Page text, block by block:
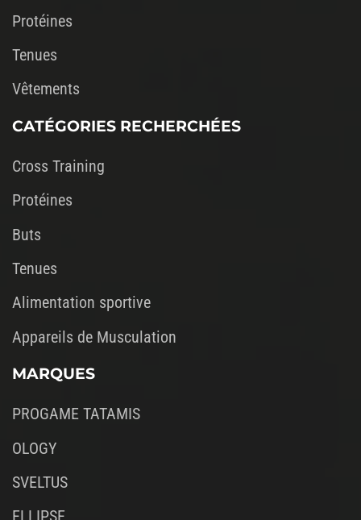
Protéines
Tenues
Vêtements
CATÉGORIES RECHERCHÉES
Cross Training
Protéines
Buts
Tenues
Alimentation sportive
Appareils de Musculation
MARQUES
PROGAME TATAMIS
OLOGY
SVELTUS